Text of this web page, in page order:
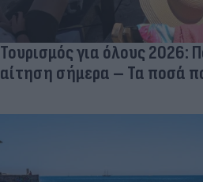
Τουρισμός για όλους 2026:
αίτηση σήμερα – Τα ποσά